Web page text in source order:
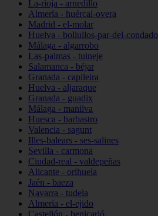
La-rioja - arnedillo
Almería - huércal-overa
Madrid - el-molar
Huelva - bollullos-par-del-condado
Málaga - algarrobo
Las-palmas - tuineje
Salamanca - béjar
Granada - capileira
Huelva - aljaraque
Granada - guadix
Málaga - manilva
Huesca - barbastro
Valencia - sagunt
Illes-balears - ses-salines
Sevilla - carmona
Ciudad-real - valdepeñas
Alicante - orihuela
Jaén - baeza
Navarra - tudela
Almería - el-ejido
Castellón - benicarló